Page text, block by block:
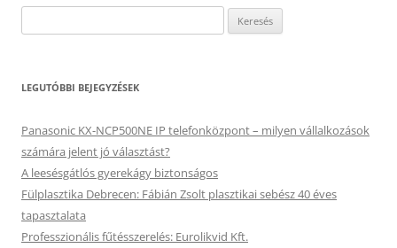
LEGUTÓBBI BEJEGYZÉSEK
Panasonic KX-NCP500NE IP telefonközpont – milyen vállalkozások
számára jelent jó választást?
A leesésgátlós gyerekágy biztonságos
Fülplasztika Debrecen: Fábián Zsolt plasztikai sebész 40 éves
tapasztalata
Professzionális fűtésszerelés: Eurolikvid Kft.